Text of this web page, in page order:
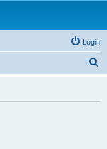
Login